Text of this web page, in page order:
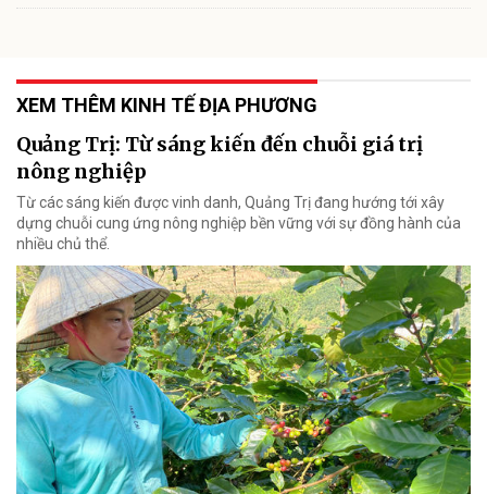
XEM THÊM KINH TẾ ĐỊA PHƯƠNG
Quảng Trị: Từ sáng kiến đến chuỗi giá trị
nông nghiệp
Từ các sáng kiến được vinh danh, Quảng Trị đang hướng tới xây
dựng chuỗi cung ứng nông nghiệp bền vững với sự đồng hành của
nhiều chủ thể.